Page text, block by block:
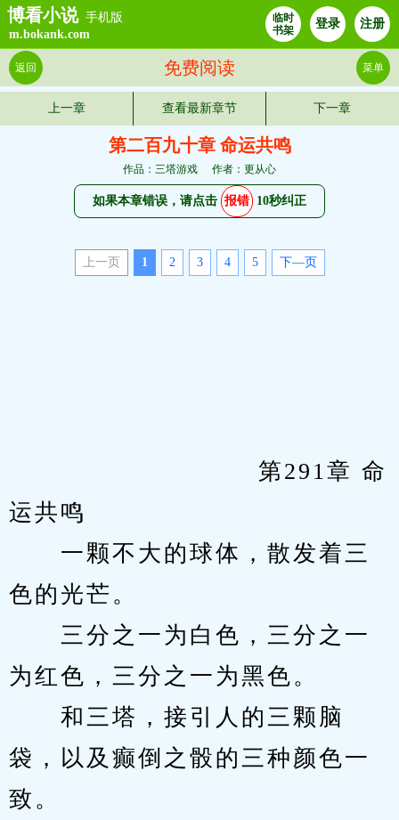
博看小说 手机版
m.bokank.com
临时
书架
登录 注册
免费阅读
返回 菜单
上一章 查看最新章节 下一章
第二百九十章 命运共鸣
作品：三塔游戏 作者：更从心
如果本章错误，请点击 报错 10秒纠正
上一页 1 2 3 4 5 下—页
运共鸣
一颗不大的球体，散发着三
色的光芒。
三分之一为白色，三分之一
为红色，三分之一为黑色。
和三塔，接引人的三颗脑
袋，以及癫倒之骰的三种颜色一
致。